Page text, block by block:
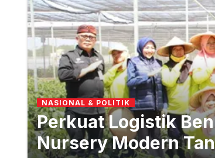
NASIONAL & POLITIK
Perkuat Logistik
Nursery Modern